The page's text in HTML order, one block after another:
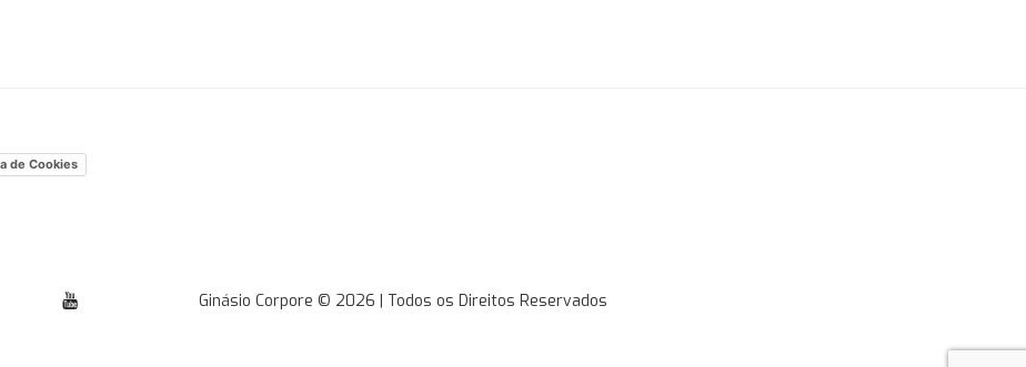
de Cookies
Ginásio Corpore © 2026 | Todos os Direitos Reservados